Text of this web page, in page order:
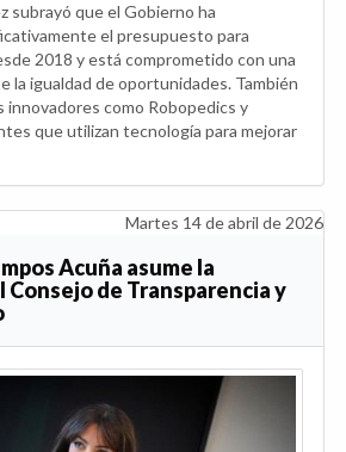
subrayó que el Gobierno ha
el presupuesto para
2018 y está comprometido con una
la igualdad de oportunidades. También
como Robopedics y
que utilizan tecnología para mejorar
Martes 14 de abril de 2026
Acuña asume la
Consejo de Transparencia y